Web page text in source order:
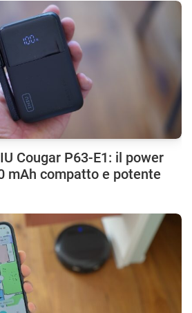
Cougar P63-E1: il power
mAh compatto e potente